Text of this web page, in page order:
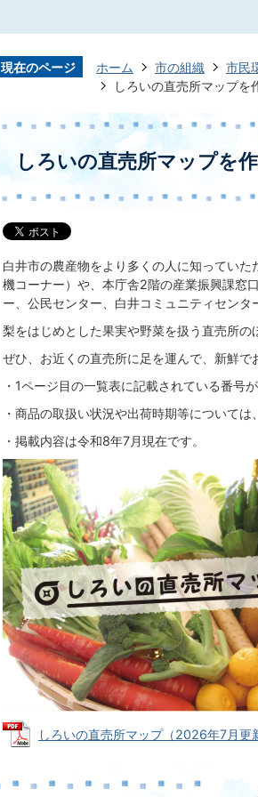
現在のページ ホーム 市の組織 市民
しろいの直売所マップを
しろいの直売所マップを
白井市の農産物をより多くの人に知ってい
機コーナー）や、本庁舎2階の産業振興課窓
ー、公民センター、白井コミュニティセン
梨をはじめとした果実や野菜を扱う直売所の
ぜひ、お近くの直売所に足を運んで、新鮮で
・1ページ目の一覧表に記載されている番号
・商品の取扱い状況や出荷時期等については
・掲載内容は令和8年7月現在です。
しろいの直売所マップ（2026年7月